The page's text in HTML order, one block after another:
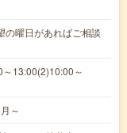
の曜日があればご相談
13:00(2)10:00～
～